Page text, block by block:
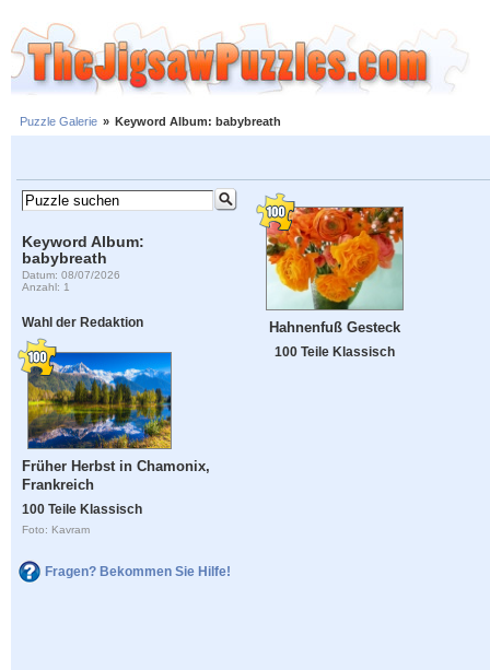
Puzzle Galerie » Keyword Album: babybreath
Keyword Album:
babybreath
Datum: 08/07/2026
Anzahl: 1
Wahl der Redaktion
Früher Herbst in Chamonix,
Frankreich
100 Teile Klassisch
Foto: Kavram
Fragen? Bekommen Sie Hilfe!
Hahnenfuß Gesteck
100 Teile Klassisch